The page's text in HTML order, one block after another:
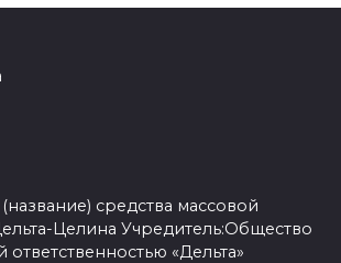
средства массовой
Целина Учредитель:Общество
ответственностью «Дельта»